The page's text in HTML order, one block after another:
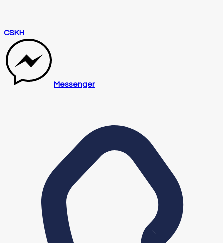
CSKH
Messenger